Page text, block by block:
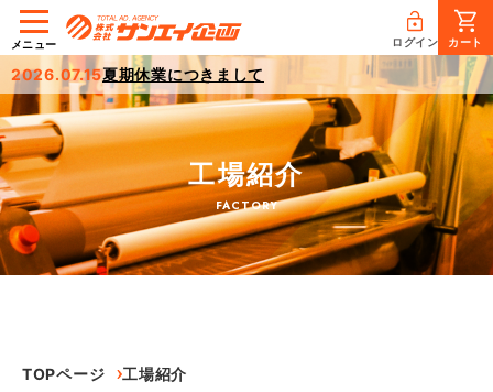
ログイン カート
メニュー
2026.07.15夏期休業につきまして
工場紹介
FACTORY
TOPページ 工場紹介